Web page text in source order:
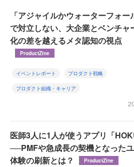
「アジャイルかウォーターフォー
で対立しない、大企業とベンチャ
化の差を越えるメタ認知の視点
ProductZine
イベントレポート プロダクト戦略
プロダクト組織・キャリア
医師3人に1人が使うアプリ「
──PMFや急成長の契機となった
体験の刷新とは？
ProductZine